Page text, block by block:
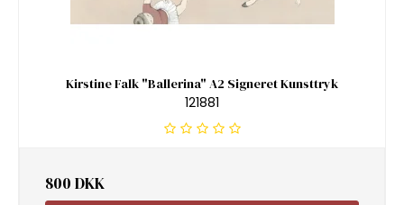
Kirstine Falk "Ballerina" A2 Signeret Kunsttryk
121881
800 DKK